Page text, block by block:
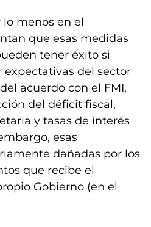
menos en el
que esas medidas
tener éxito si
del sector
acuerdo con el FMI,
del déficit fiscal,
y tasas de interés
esas
dañadas por los
que recibe el
Gobierno (en el